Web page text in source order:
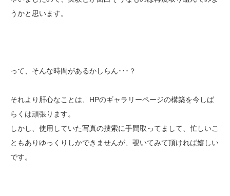
うかと思います。
って、そんな時間があるかしらん･･･？
それより肝心なことは、HPのギャラリーページの構築を今しば
らくは頑張ります。
しかし、使用していた写真の捜索に手間取ってまして、忙しいこ
ともありゆっくりしかできませんが、覗いてみて頂ければ嬉しい
です。